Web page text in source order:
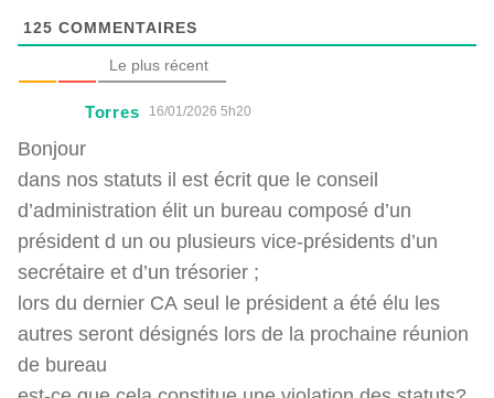
125 COMMENTAIRES
Le plus récent
Torres 16/01/2026 5h20
Bonjour
dans nos statuts il est écrit que le conseil
d’administration élit un bureau composé d’un
président d un ou plusieurs vice-présidents d’un
secrétaire et d’un trésorier ;
lors du dernier CA seul le président a été élu les
autres seront désignés lors de la prochaine réunion
de bureau